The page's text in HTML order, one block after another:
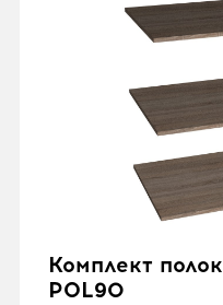
Комплект полок
POL90